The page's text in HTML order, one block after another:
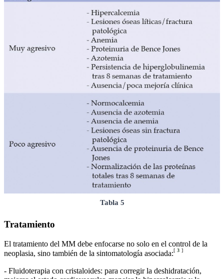
Tabla 5
Tratamiento
El tratamiento del MM debe enfocarse no solo en el control de la
neoplasia, sino también de la sintomatología asociada:[ 3 ]
- Fluidoterapia con cristaloides: para corregir la deshidratación,